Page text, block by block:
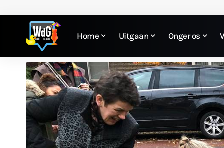
Home Uitgaan Onger os